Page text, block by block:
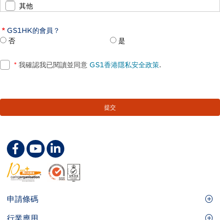
其他
GS1HK的會員？
否
是
* 我確認我已閱讀並同意 GS1香港隱私安全政策.
Footer
Site
申請條碼
GS1條碼